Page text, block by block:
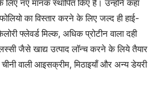
लिए नए मानक स्थापित किए हैं। उन्होंने कहा
का विस्तार करने के लिए जल्द ही हाई-
फ्लेवर्ड मिल्क, अधिक प्रोटीन वाला दही
जैसे खाद्य उत्पाद लॉन्च करने के लिये तैयार
वाली आइसक्रीम, मिठाइयाँ और अन्य डेयरी